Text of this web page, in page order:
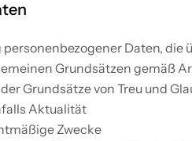
Daten,
Grundsätzen gemäß
Grundsätze von Treu und
Aktualität
Zwecke